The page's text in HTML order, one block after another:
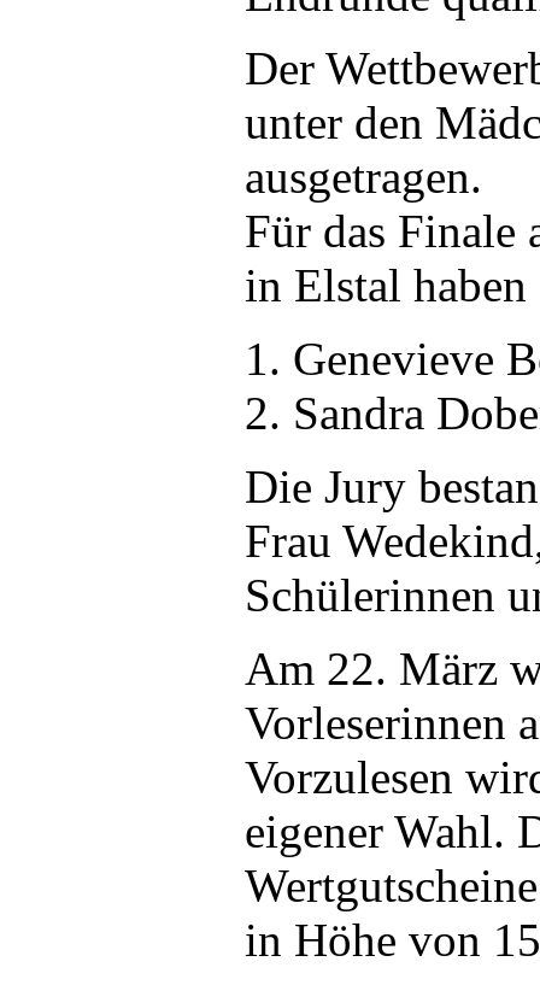
Der
unter den
ausgetragen.
Für das Finale
in Elstal
1. Genevieve
2. Sandra
Die Jury
Frau
Schülerinnen
Am 22. März
Vorleserinnen
Vorzulesen
eigener Wahl.
Wertgutscheine
in Höhe von